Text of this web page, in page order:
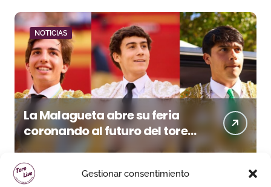
Gestionar consentimiento
NOTICIAS
La Malagueta abre su feria
coronando al futuro del toreo
andaluz